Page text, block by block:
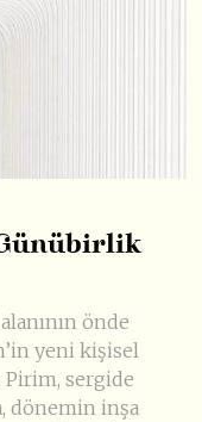
önde
yeni kişisel
Pirim, sergide
dönemin inşa